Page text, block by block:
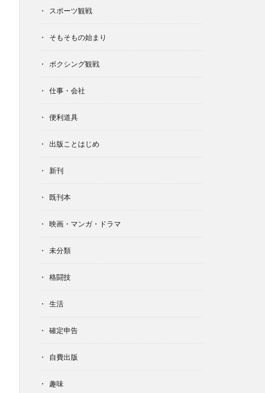
スポーツ観戦
そもそもの始まり
ボクシング観戦
仕事・会社
便利道具
出版ことはじめ
新刊
既刊本
映画・マンガ・ドラマ
未分類
格闘技
生活
確定申告
自費出版
趣味